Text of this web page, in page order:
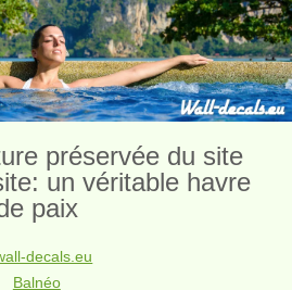
préservée du site
un véritable havre
paix
decals.eu
Balnéo